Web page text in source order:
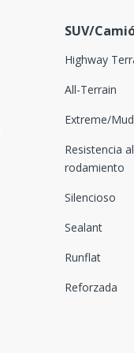
SUV/
Highway
All-Terrain
Extreme/
Resistencia al
rodamiento
Silencioso
Sealant
Runflat
Reforzada